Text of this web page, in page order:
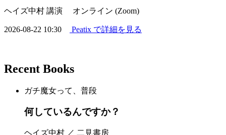
ヘイズ中村 講演 オンライン (Zoom)
2026-08-22 10:30 Peatix で詳細を見る
Recent Books
ガチ魔女って、普段
何しているんですか？
ヘイズ中村 ／ 二見書房